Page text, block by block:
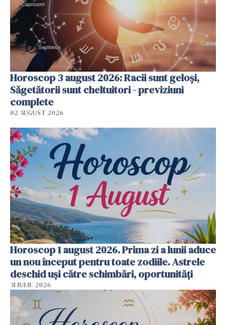
Horoscop 3 august 2026: Racii sunt geloși,
Săgetătorii sunt cheltuitori - previziuni
complete
02 AUGUST 2026
Horoscop 1 august 2026. Prima zi a lunii aduce
un nou început pentru toate zodiile. Astrele
deschid uși către schimbări, oportunități
31 IULIE 2026